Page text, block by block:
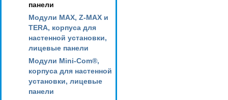
панели
Модули MAX, Z-MAX и
TERA, корпуса для
настенной установки,
лицевые панели
Модули Mini-Com®,
корпуса для настенной
установки, лицевые
панели